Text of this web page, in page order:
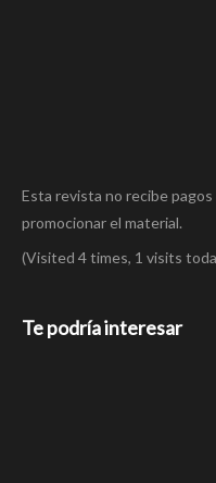
Esta revista no recibe
promocionar el material.
(Visited 4 times, 1 visits
Te podría interesar